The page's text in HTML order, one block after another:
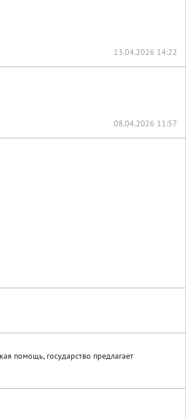
13.04.2026 14:22
08.04.2026 11:57
помощь, государство предлагает